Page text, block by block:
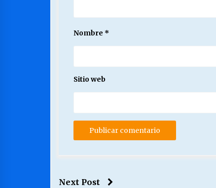
Nombre *
Sitio web
Next Post